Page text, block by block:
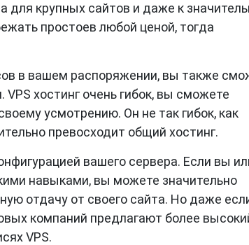
для крупных сайтов и даже к
простоев любой ценой, тогда
в вашем распоряжении, вы также
хостинг очень гибок, вы сможете
усмотрению. Он не так гибок, как
превосходит общий хостинг.
вашего сервера. Если вы
навыками, вы можете значительно
отдачу от своего сайта. Но даже
компаний предлагают более
VPS.